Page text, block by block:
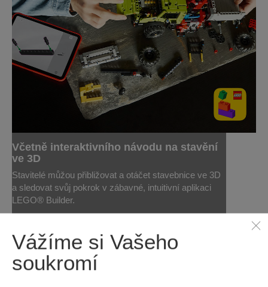
Včetně interaktivního návodu na stavění
ve 3D
Stavitelé můžou přibližovat a otáčet stavebnice ve 3D
a sledovat svůj pokrok v zábavné, intuitivní aplikaci
LEGO® Builder.
Vážíme si Vašeho
soukromí